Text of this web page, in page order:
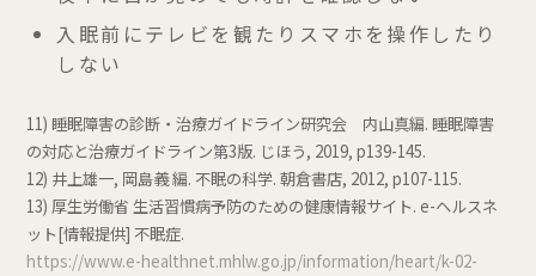
入眠前にテレビを観たりスマホを操作したり
しない
11) 睡眠障害の診断・治療ガイドライン研究会 内山真編. 睡眠障害
の対応と治療ガイドライン第3版. じほう, 2019, p139-145.
12) 井上雄一, 岡島義 編. 不眠の科学. 朝倉書店, 2012, p107-115.
13) 厚生労働省 生活習慣病予防のための健康情報サイト. e-ヘルスネ
ット[情報提供] 不眠症.
https://www.e-healthnet.mhlw.go.jp/information/heart/k-02-